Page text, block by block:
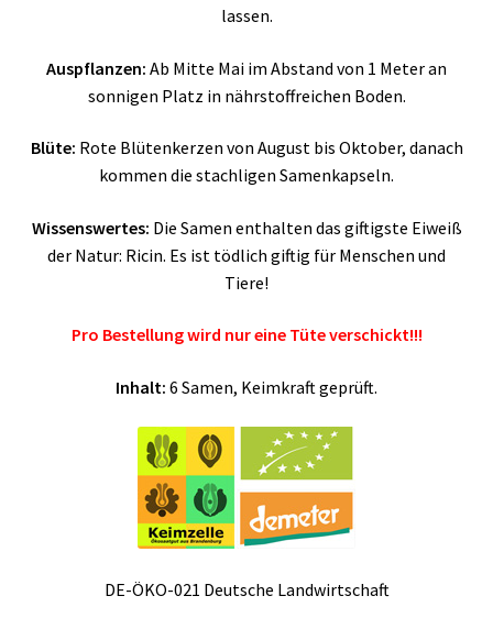
lassen.
Auspflanzen: Ab Mitte Mai im Abstand von 1 Meter an
sonnigen Platz in nährstoffreichen Boden.
Blüte: Rote Blütenkerzen von August bis Oktober, danach
kommen die stachligen Samenkapseln.
Wissenswertes: Die Samen enthalten das giftigste Eiweiß
der Natur: Ricin. Es ist tödlich giftig für Menschen und
Tiere!
Pro Bestellung wird nur eine Tüte verschickt!!!
Inhalt: 6 Samen, Keimkraft geprüft.
DE-ÖKO-021 Deutsche Landwirtschaft